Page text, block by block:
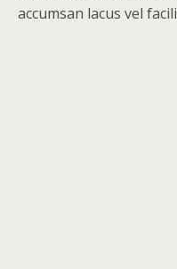
accumsan lacus vel